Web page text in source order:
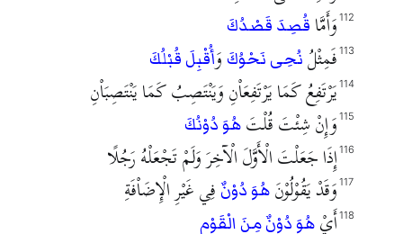
وَأَمَّا قُصِدَ قَصْدُكَ 112
فَمِثْلُ نُحِى نَحْوُكَ وَأُقْبِلَ قُبْلُكَ 113
يَرْتَفِعُ كَمَا يَرْتَفِعَاْنِ وَيَنْتَصِبُ كَمَا يَنْتَصِبَاْنِ 114
وَإِنْ شِئْتَ قُلْتَ هُوَ دُوْنُكَ 115
إِذَا جَعَلْتَ الْأَوَّلَ الْآخِرَ وَلَمْ تَجْعَلْهُ رَجُلًا 116
وَقَدْ يَقُوْلُوْنَ هُوَ دُوْنٌ فِي غَيْرِ الْإِضَاْفَةِ 117
أَيْ هُوَ دُوْنٌ مِنَ الْقَوْمِ 118